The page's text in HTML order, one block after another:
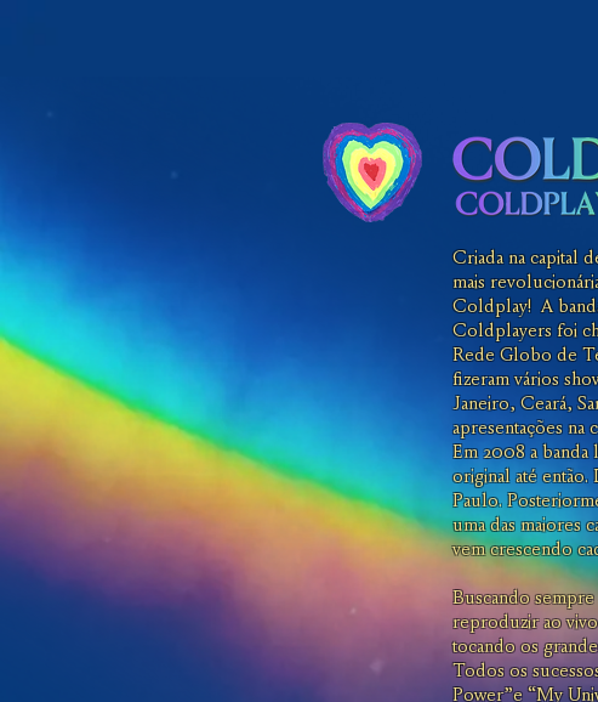
Criada na capital
mais
Coldplay! A
Coldplayers foi
Rede Globo de
fizeram vários
Janeiro, Ceará,
apresentações na
Em 2008 a banda
original até então.
Paulo.
uma das maiores
vem crescendo
Buscando
reproduzir ao
tocando os
Todos os
Power”e “My